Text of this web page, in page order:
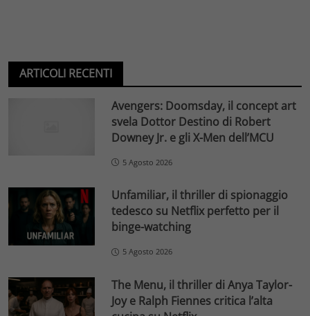
ARTICOLI RECENTI
Avengers: Doomsday, il concept art
svela Dottor Destino di Robert
Downey Jr. e gli X-Men dell’MCU
5 Agosto 2026
Unfamiliar, il thriller di spionaggio
tedesco su Netflix perfetto per il
binge-watching
5 Agosto 2026
The Menu, il thriller di Anya Taylor-
Joy e Ralph Fiennes critica l’alta